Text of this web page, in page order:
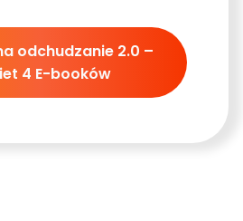
odchudzanie 2.0 –
4 E-booków